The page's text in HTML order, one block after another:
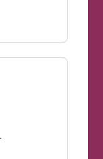
Dort gab es
Ruhetag
Raum
tollen
ganz
und